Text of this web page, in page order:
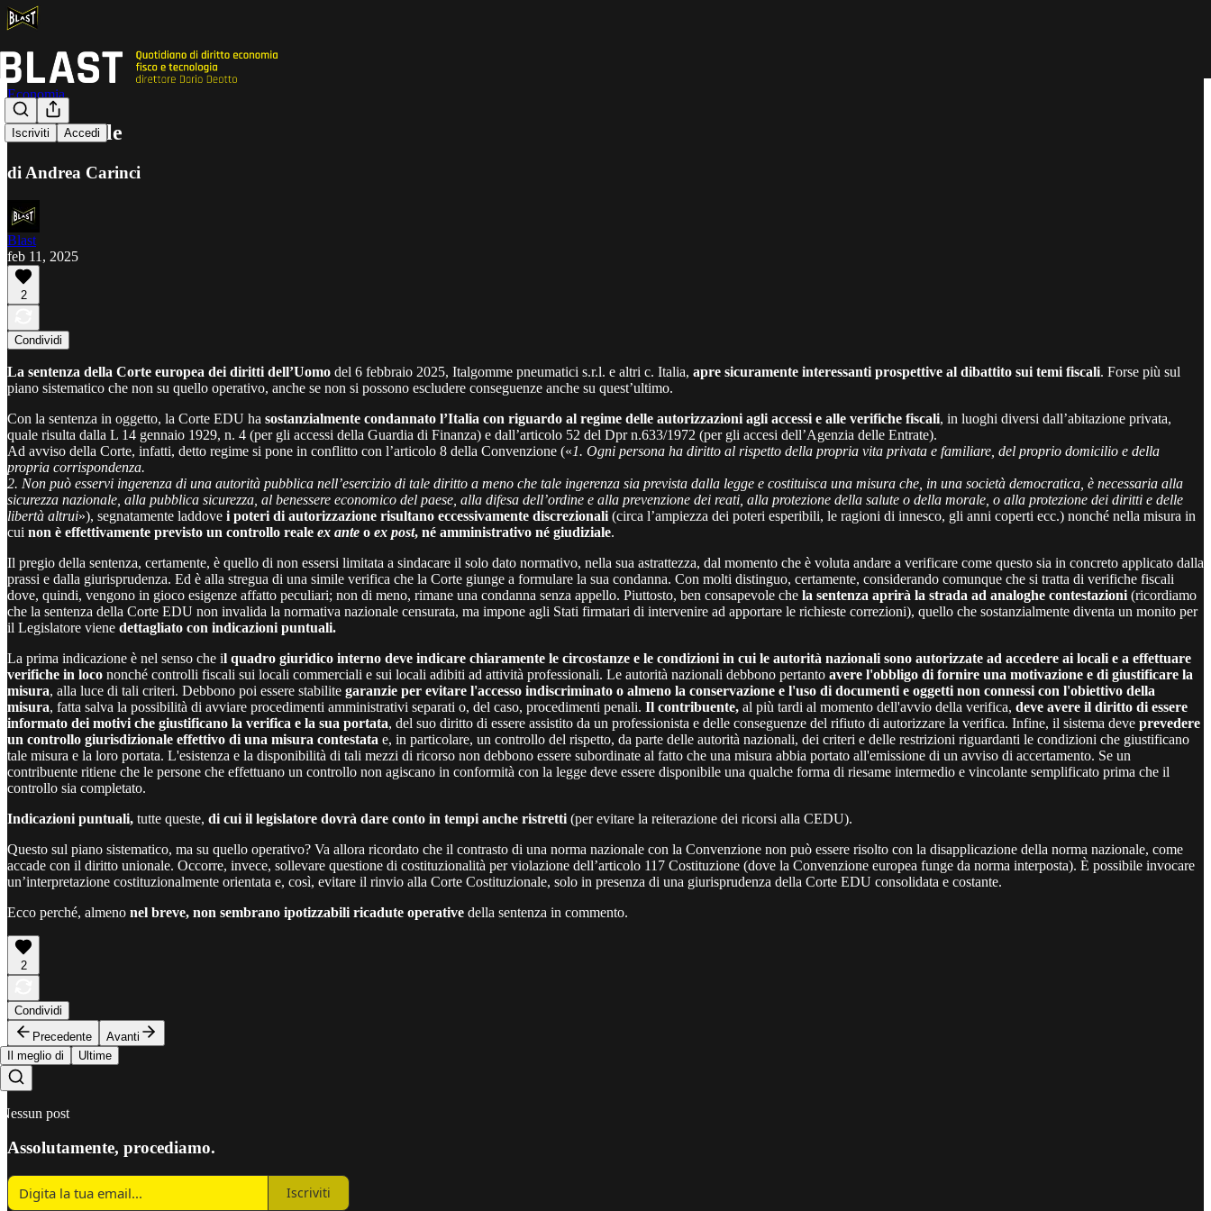
Iscriviti Accedi
Economia
L' editoriale
di Andrea Carinci
Blast
feb 11, 2025
2
Condividi
La sentenza della Corte europea dei diritti dell’Uomo del 6 febbraio 2025, Italgomme pneumatici s.r.l. e altri c. Italia, apre sicuramente interessanti prospettive al dibattito sui temi fiscali. Forse più sul
piano sistematico che non su quello operativo, anche se non si possono escludere conseguenze anche su quest’ultimo.
Con la sentenza in oggetto, la Corte EDU ha sostanzialmente condannato l’Italia con riguardo al regime delle autorizzazioni agli accessi e alle verifiche fiscali, in luoghi diversi dall’abitazione privata,
quale risulta dalla L 14 gennaio 1929, n. 4 (per gli accessi della Guardia di Finanza) e dall’articolo 52 del Dpr n.633/1972 (per gli accesi dell’Agenzia delle Entrate).
Ad avviso della Corte, infatti, detto regime si pone in conflitto con l’articolo 8 della Convenzione («1. Ogni persona ha diritto al rispetto della propria vita privata e familiare, del proprio domicilio e della
propria corrispondenza.
2. Non può esservi ingerenza di una autorità pubblica nell’esercizio di tale diritto a meno che tale ingerenza sia prevista dalla legge e costituisca una misura che, in una società democratica, è necessaria alla
sicurezza nazionale, alla pubblica sicurezza, al benessere economico del paese, alla difesa dell’ordine e alla prevenzione dei reati, alla protezione della salute o della morale, o alla protezione dei diritti e delle
libertà altrui»), segnatamente laddove i poteri di autorizzazione risultano eccessivamente discrezionali (circa l’ampiezza dei poteri esperibili, le ragioni di innesco, gli anni coperti ecc.) nonché nella misura in
cui non è effettivamente previsto un controllo reale ex ante o ex post, né amministrativo né giudiziale.
Il pregio della sentenza, certamente, è quello di non essersi limitata a sindacare il solo dato normativo, nella sua astrattezza, dal momento che è voluta andare a verificare come questo sia in concreto applicato dalla
prassi e dalla giurisprudenza. Ed è alla stregua di una simile verifica che la Corte giunge a formulare la sua condanna. Con molti distinguo, certamente, considerando comunque che si tratta di verifiche fiscali
dove, quindi, vengono in gioco esigenze affatto peculiari; non di meno, rimane una condanna senza appello. Piuttosto, ben consapevole che la sentenza aprirà la strada ad analoghe contestazioni (ricordiamo
che la sentenza della Corte EDU non invalida la normativa nazionale censurata, ma impone agli Stati firmatari di intervenire ad apportare le richieste correzioni), quello che sostanzialmente diventa un monito per
il Legislatore viene dettagliato con indicazioni puntuali.
La prima indicazione è nel senso che il quadro giuridico interno deve indicare chiaramente le circostanze e le condizioni in cui le autorità nazionali sono autorizzate ad accedere ai locali e a effettuare
verifiche in loco nonché controlli fiscali sui locali commerciali e sui locali adibiti ad attività professionali. Le autorità nazionali debbono pertanto avere l'obbligo di fornire una motivazione e di giustificare la
misura, alla luce di tali criteri. Debbono poi essere stabilite garanzie per evitare l'accesso indiscriminato o almeno la conservazione e l'uso di documenti e oggetti non connessi con l'obiettivo della
misura, fatta salva la possibilità di avviare procedimenti amministrativi separati o, del caso, procedimenti penali. Il contribuente, al più tardi al momento dell'avvio della verifica, deve avere il diritto di essere
informato dei motivi che giustificano la verifica e la sua portata, del suo diritto di essere assistito da un professionista e delle conseguenze del rifiuto di autorizzare la verifica. Infine, il sistema deve prevedere
un controllo giurisdizionale effettivo di una misura contestata e, in particolare, un controllo del rispetto, da parte delle autorità nazionali, dei criteri e delle restrizioni riguardanti le condizioni che giustificano
tale misura e la loro portata. L'esistenza e la disponibilità di tali mezzi di ricorso non debbono essere subordinate al fatto che una misura abbia portato all'emissione di un avviso di accertamento. Se un
contribuente ritiene che le persone che effettuano un controllo non agiscano in conformità con la legge deve essere disponibile una qualche forma di riesame intermedio e vincolante semplificato prima che il
controllo sia completato.
Indicazioni puntuali, tutte queste, di cui il legislatore dovrà dare conto in tempi anche ristretti (per evitare la reiterazione dei ricorsi alla CEDU).
Questo sul piano sistematico, ma su quello operativo? Va allora ricordato che il contrasto di una norma nazionale con la Convenzione non può essere risolto con la disapplicazione della norma nazionale, come
accade con il diritto unionale. Occorre, invece, sollevare questione di costituzionalità per violazione dell’articolo 117 Costituzione (dove la Convenzione europea funge da norma interposta). È possibile invocare
un’interpretazione costituzionalmente orientata e, così, evitare il rinvio alla Corte Costituzionale, solo in presenza di una giurisprudenza della Corte EDU consolidata e costante.
Ecco perché, almeno nel breve, non sembrano ipotizzabili ricadute operative della sentenza in commento.
2
Condividi
Precedente
Avanti
Il meglio di
Ultime
Nessun post
Assolutamente, procediamo.
Iscriviti